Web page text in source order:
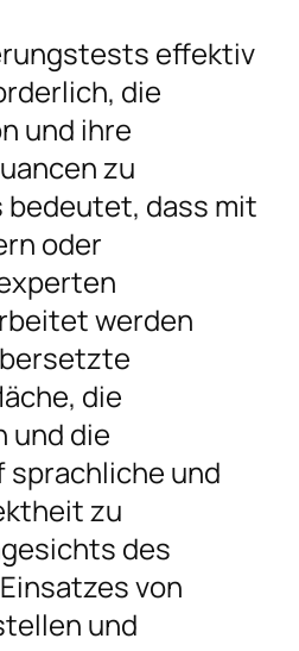
effektiv
die
und ihre
zu
bedeutet, dass mit
oder
werden
die
und die
und
zu
des
von
und